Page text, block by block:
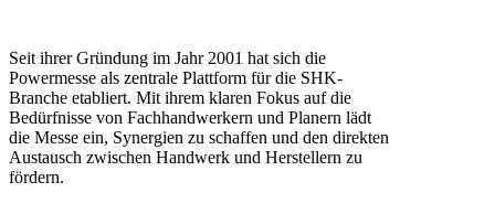
Seit ihrer Gründung im Jahr 2001 hat sich die
Powermesse als zentrale Plattform für die SHK-
Branche etabliert. Mit ihrem klaren Fokus auf die
Bedürfnisse von Fachhandwerkern und Planern lädt
die Messe ein, Synergien zu schaffen und den direkten
Austausch zwischen Handwerk und Herstellern zu
fördern.